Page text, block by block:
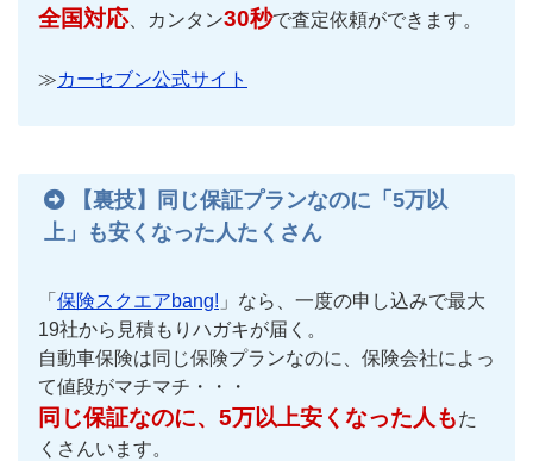
全国対応、カンタン30秒で査定依頼ができます。
≫カーセブン公式サイト
【裏技】同じ保証プランなのに「5万以
上」も安くなった人たくさん
「 保険スクエアbang! 」なら、一度の申し込みで最大
19社から見積もりハガキが届く。
自動車保険は同じ保険プランなのに、保険会社によっ
て値段がマチマチ・・・
同じ保証なのに、5万以上安くなった人もた
くさんいます。